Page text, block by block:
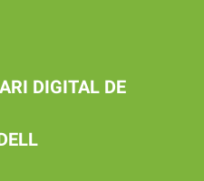
DIGITAL DE